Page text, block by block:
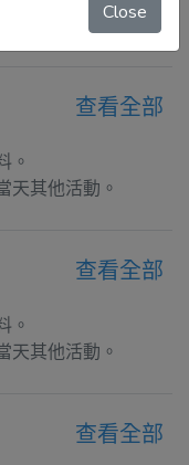
查看全部
。
天其他活動。
查看全部
。
天其他活動。
查看全部
Close